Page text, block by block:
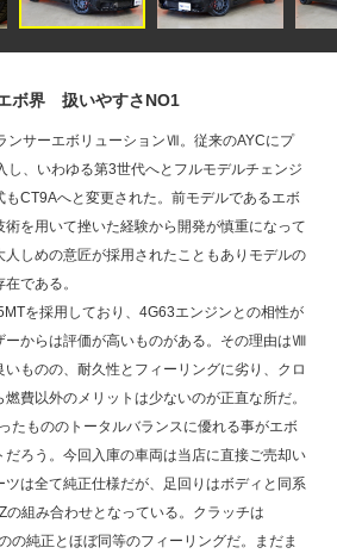
ボ界 扱いやすさNO1
ンサーエボリューションⅦ。従来のAYCにプ
し、いわゆる第3世代へとフルモデルチェンジ
もCT9Aへと変更された。前モデルであるエボ
を用いて挫いた経験から開発が慎重になって
人しめの意匠が採用されたこともありモデルの
である。
を採用しており、4G63エンジンとの相性が
ーからは評価が高いものがある。その理由はⅧ
いものの、耐久性とフィーリングに劣り、クロ
費以外のメリットは少ないのが正直な所だ。
たもののトータルバランスに優れる事がエボ
ろう。今回入庫の車両は当店に直接ご売却い
は全て純正仕様だが、足回りはボディと同系
の組み合わせとなっている。クラッチは
の純正とほぼ同等のフィーリングだ。まだま